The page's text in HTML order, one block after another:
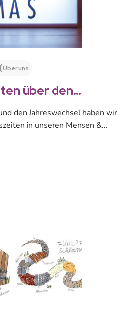
Über uns
über den
den Jahreswechsel haben wir
in unseren Mensen &